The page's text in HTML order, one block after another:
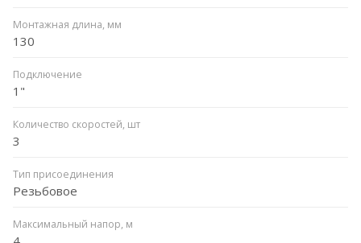
Монтажная длина, мм
130
Подключение
1"
Количество скоростей, шт
3
Тип присоединения
Резьбовое
Максимальный напор, м